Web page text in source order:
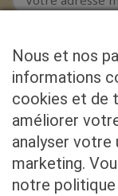
CONTACT
ADRESSE
Chemin de
B-6850 PALISEUL
Nous et nos
informations
cookies et de
améliorer
analyser votre
marketing.
notre